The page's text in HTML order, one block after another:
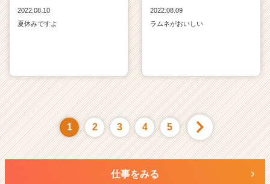
2022.08.10
夏休みですよ
2022.08.09
ラムネがおいしい
1 2 3 4 5
仕事をみる